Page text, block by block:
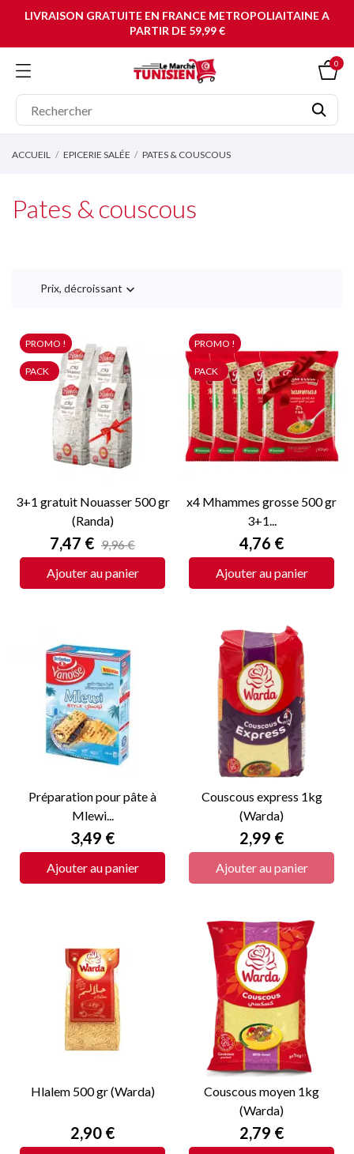
LIVRAISON GRATUITE EN FRANCE METROPOLIAITAINE A
PARTIR DE 59,99 €
0
ACCUEIL EPICERIE SALÉE PATES & COUSCOUS
Pates & couscous
Prix, décroissant 
3+1 gratuit Nouasser 500 gr
(Randa)
Prix
7,47 € 9,96 €
Ajouter au panier
PROMO !
PACK
x4 Mhammes grosse 500 gr
3+1...
Prix
4,76 €
Ajouter au panier
PROMO !
PACK
Préparation pour pâte à
Mlewi...
Prix
3,49 €
Ajouter au panier
Couscous express 1kg
(Warda)
Prix
2,99 €
Ajouter au panier
Hlalem 500 gr (Warda)
Prix
2,90 €
Couscous moyen 1kg
(Warda)
Prix
2,79 €